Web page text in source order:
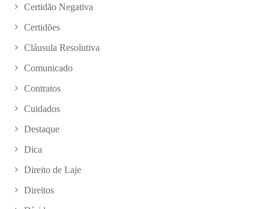
Certidão Negativa
Certidões
Cláusula Resolutiva
Comunicado
Contratos
Cuidados
Destaque
Dica
Direito de Laje
Direitos